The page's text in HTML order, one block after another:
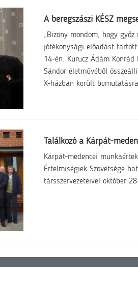
A beregszászi KÉSZ
„Bizony mondom, hogy
jótékonysági előadást
14-én. Kurucz Ádám
Sándor életművéből
X-házban került
Találkozó a Kárpát-
Kárpát-medencei
Értelmiségiek Szövetsége
társszervezeteivel október